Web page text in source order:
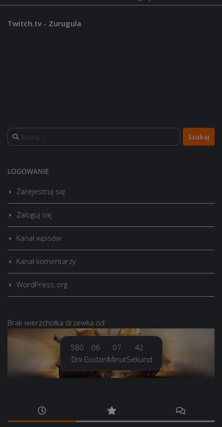
Twitch.tv - Zurugula
Szukaj:
LOGOWANIE
Zarejestruj się
Zaloguj się
Kanał wpisów
Kanał komentarzy
WordPress.org
Brak wierzchołka drzewka od:
580
Dni
06
Godzin
07
Minut
43
Sekund